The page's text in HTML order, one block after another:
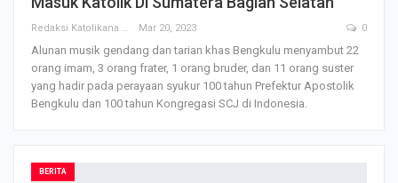
Redaksi Katolikana Mar 20, 2023 0
Alunan musik gendang dan tarian khas Bengkulu menyambut 22
orang imam, 3 orang frater, 1 orang bruder, dan 11 orang suster
yang hadir pada perayaan syukur 100 tahun Prefektur Apostolik
Bengkulu dan 100 tahun Kongregasi SCJ di Indonesia.
BERITA